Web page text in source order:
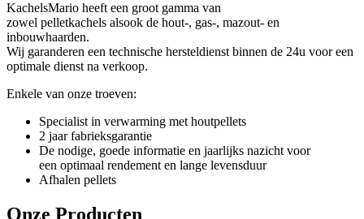
KachelsMario heeft een groot gamma van
zowel pelletkachels alsook de hout-, gas-, mazout- en
inbouwhaarden.
Wij garanderen een technische hersteldienst binnen de 24u voor een
optimale dienst na verkoop.
Enkele van onze troeven:
Specialist in verwarming met houtpellets
2 jaar fabrieksgarantie
De nodige, goede informatie en jaarlijks nazicht voor
een optimaal rendement en lange levensduur
Afhalen pellets
Onze Producten